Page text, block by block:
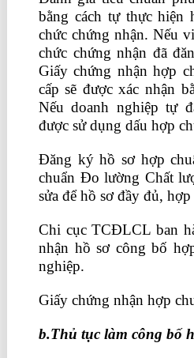
bằng cách tự thực hiện
chức chứng nhận. Nếu
chức chứng nhận đã
Giấy chứng nhận hợp
cấp sẽ được xác nhận
Nếu doanh nghiệp tự
được sử dụng dấu hợp
Đăng ký hồ sơ hợp
chuẩn Đo lường Chất
sửa để hồ sơ đầy đủ, hợp
Chi cục TCĐLCL ban
nhận hồ sơ công bố
nghiệp.
Giấy chứng nhận hợp
b.Thủ tục làm công bố